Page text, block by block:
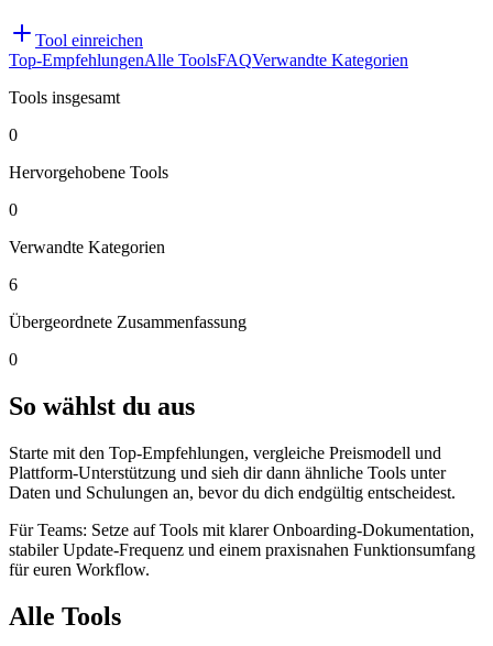
Tool einreichen
Top-EmpfehlungenAlle ToolsFAQVerwandte Kategorien
Tools insgesamt
0
Hervorgehobene Tools
0
Verwandte Kategorien
6
Übergeordnete Zusammenfassung
0
So wählst du aus
Starte mit den Top-Empfehlungen, vergleiche Preismodell und
Plattform-Unterstützung und sieh dir dann ähnliche Tools unter
Daten und Schulungen an, bevor du dich endgültig entscheidest.
Für Teams: Setze auf Tools mit klarer Onboarding-Dokumentation,
stabiler Update-Frequenz und einem praxisnahen Funktionsumfang
für euren Workflow.
Alle Tools